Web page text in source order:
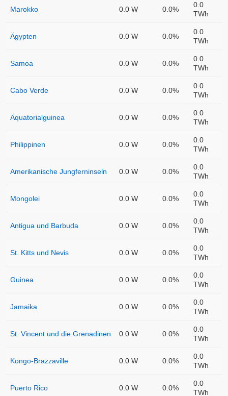
Marokko 0.0 W 0.0%
0.0
TWh
Ägypten 0.0 W 0.0%
0.0
TWh
Samoa 0.0 W 0.0%
0.0
TWh
Cabo Verde 0.0 W 0.0%
0.0
TWh
Äquatorialguinea 0.0 W 0.0%
0.0
TWh
Philippinen 0.0 W 0.0%
0.0
TWh
Amerikanische Jungferninseln 0.0 W 0.0%
0.0
TWh
Mongolei 0.0 W 0.0%
0.0
TWh
Antigua und Barbuda 0.0 W 0.0%
0.0
TWh
St. Kitts und Nevis 0.0 W 0.0%
0.0
TWh
Guinea 0.0 W 0.0%
0.0
TWh
Jamaika 0.0 W 0.0%
0.0
TWh
St. Vincent und die Grenadinen 0.0 W 0.0%
0.0
TWh
Kongo-Brazzaville 0.0 W 0.0%
0.0
TWh
Puerto Rico 0.0 W 0.0%
0.0
TWh